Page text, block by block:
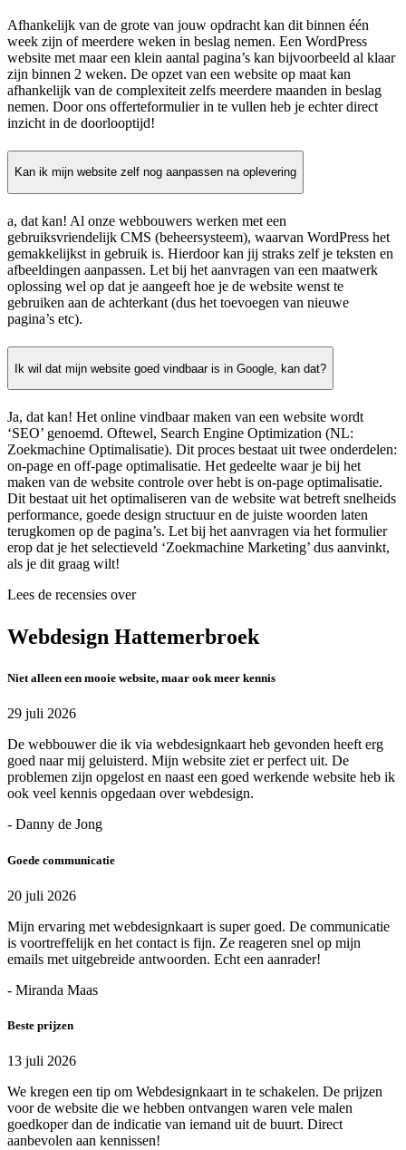
Afhankelijk van de grote van jouw opdracht kan dit binnen één
week zijn of meerdere weken in beslag nemen. Een WordPress
website met maar een klein aantal pagina’s kan bijvoorbeeld al klaar
zijn binnen 2 weken. De opzet van een website op maat kan
afhankelijk van de complexiteit zelfs meerdere maanden in beslag
nemen. Door ons offerteformulier in te vullen heb je echter direct
inzicht in de doorlooptijd!
Kan ik mijn website zelf nog aanpassen na oplevering
a, dat kan! Al onze webbouwers werken met een
gebruiksvriendelijk CMS (beheersysteem), waarvan WordPress het
gemakkelijkst in gebruik is. Hierdoor kan jij straks zelf je teksten en
afbeeldingen aanpassen. Let bij het aanvragen van een maatwerk
oplossing wel op dat je aangeeft hoe je de website wenst te
gebruiken aan de achterkant (dus het toevoegen van nieuwe
pagina’s etc).
Ik wil dat mijn website goed vindbaar is in Google, kan dat?
Ja, dat kan! Het online vindbaar maken van een website wordt
‘SEO’ genoemd. Oftewel, Search Engine Optimization (NL:
Zoekmachine Optimalisatie). Dit proces bestaat uit twee onderdelen:
on-page en off-page optimalisatie. Het gedeelte waar je bij het
maken van de website controle over hebt is on-page optimalisatie.
Dit bestaat uit het optimaliseren van de website wat betreft snelheids
performance, goede design structuur en de juiste woorden laten
terugkomen op de pagina’s. Let bij het aanvragen via het formulier
erop dat je het selectieveld ‘Zoekmachine Marketing’ dus aanvinkt,
als je dit graag wilt!
Lees de recensies over
Webdesign Hattemerbroek
Niet alleen een mooie website, maar ook meer kennis
29 juli 2026
De webbouwer die ik via webdesignkaart heb gevonden heeft erg
goed naar mij geluisterd. Mijn website ziet er perfect uit. De
problemen zijn opgelost en naast een goed werkende website heb ik
ook veel kennis opgedaan over webdesign.
- Danny de Jong
Goede communicatie
20 juli 2026
Mijn ervaring met webdesignkaart is super goed. De communicatie
is voortreffelijk en het contact is fijn. Ze reageren snel op mijn
emails met uitgebreide antwoorden. Echt een aanrader!
- Miranda Maas
Beste prijzen
13 juli 2026
We kregen een tip om Webdesignkaart in te schakelen. De prijzen
voor de website die we hebben ontvangen waren vele malen
goedkoper dan de indicatie van iemand uit de buurt. Direct
aanbevolen aan kennissen!